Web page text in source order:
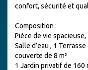
confort, sécurité et
Composition :
Pièce de vie
Salle d’eau , 1
couverte de 8 m²
1 Jardin privatif de 160